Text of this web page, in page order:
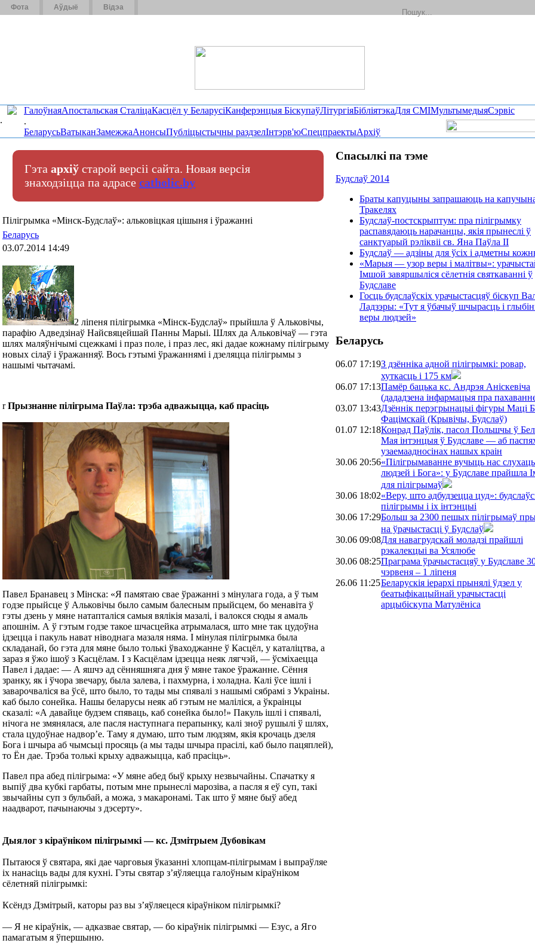
Фота Аўдыё Відэа
.
ГалоўнаяАпостальская СталіцаКасцёл у БеларусіКанферэнцыя БіскупаўЛітургіяБібліятэкаДля СМІМультымедыяСэрвіс
.
БеларусьВатыканЗамежжаАнонсыПубліцыстычны раздзелІнтэрв'юСпецпраектыАрхіў
Гэта архіў старой версіі сайта. Новая версія
знаходзіцца па адрасе catholic.by
Пілігрымка «Мінск-Будслаў»: альковіцкая цішыня і ўражанні
Беларусь
03.07.2014 14:49
2 ліпеня пілігрымка «Мінск-Будслаў» прыйшла ў Альковічы,
парафію Адведзінаў Найсвяцейшай Панны Марыі. Шлях да Альковічаў — гэта
шлях маляўнічымі сцежкамі і праз поле, і праз лес, які дадае кожнаму пілігрыму
новых сілаў і ўражанняў. Вось гэтымі ўражаннямі і дзеляцца пілігрымы з
нашымі чытачамі.
r Прызнанне пілігрыма Паўла: трэба адважыцца, каб прасіць
Павел Бранавец з Мінска: «Я памятаю свае ўражанні з мінулага года, а ў тым
годзе прыйсце ў Альковічы было самым балесным прыйсцем, бо менавіта ў
гэты дзень у мяне натапталіся самыя вялікія мазалі, і валокся сюды я амаль
апошнім. А ў гэтым годзе такое шчасцейка атрымалася, што мне так цудоўна
ідзецца і пакуль нават ніводнага мазаля няма. І мінулая пілігрымка была
складанай, бо гэта для мяне было толькі ўваходжанне ў Касцёл, у каталіцтва, а
зараз я ўжо ішоў з Касцёлам. І з Касцёлам ідзецца неяк лягчэй, — ўсміхаецца
Павел і дадае: — А яшчэ ад сённяшняга дня ў мяне такое ўражанне. Сёння
зранку, як і ўчора звечару, была залева, і пахмурна, і холадна. Калі ўсе ішлі і
заварочваліся ва ўсё, што было, то тады мы спявалі з нашымі сябрамі з Украіны.
каб было сонейка. Нашы беларусы неяк аб гэтым не маліліся, а ўкраінцы
сказалі: «А давайце будзем спяваць, каб сонейка было!» Пакуль ішлі і спявалі,
нічога не змянялася, але пасля наступнага перапынку, калі зноў рушылі ў шлях,
стала цудоўнае надвор’е. Таму я думаю, што тым людзям, якія крочаць дзеля
Бога і шчыра аб чымсьці просяць (а мы тады шчыра прасілі, каб было пацяплей),
то Ён дае. Трэба толькі крыху адважыцца, каб прасіць».
Павел пра абед пілігрыма: «У мяне абед быў крыху незвычайны. Спачатку я
выпіў два кубкі гарбаты, потым мне прынеслі марозіва, а пасля я еў суп, такі
звычайны суп з бульбай, а можа, з макаронамі. Так што ў мяне быў абед
наадварот, пачынаючы з дэсерту».
Дыялог з кіраўніком пілігрымкі — кс. Дзмітрыем Дубовікам
Пытаюся ў святара, які дае чарговыя ўказанні хлопцам-пілігрымам і выпраўляе
іх нанасіць вады для кухні. Гэты святар з’яўляецца галоўным кіраўніком
сёлетняй пілігрымкі:
Ксёндз Дзмітрый, каторы раз вы з’яўляецеся кіраўніком пілігрымкі?
— Я не кіраўнік, — адказвае святар, — бо кіраўнік пілігрымкі — Езус, а Яго
памагатым я ўпершыню.
Спасылкі па тэме
Будслаў 2014
Браты капуцыны запрашаюць на
Тракелях
Будслаў-постскрыптум: пра пілігрымку
распавядаюць нарачанцы, якія прынеслі ў
санктуарый рэліквіі св. Яна Паўла ІІ
Будслаў — адзіны для ўсіх і адметны
«Марыя — узор веры і малітвы»:
Імшой завяршыліся сёлетнія святкаванні ў
Будславе
Госць будслаўскіх урачыстасцяў біскуп
Ладзэры: «Тут я ўбачыў шчырасць і
веры людзей»
Беларусь
06.07 17:19З дзённіка адной пілігрымкі: ровар,
хуткасць і 175 км
06.07 17:13Памёр бацька кс. Андрэя Аніскевіча
(дададзена інфармацыя пра
03.07 13:43Дзённік перэгрынацыі фігуры Маці
Фацімскай (Крывічы, Будслаў)
01.07 12:18Конрад Паўлік, пасол Польшчы ў
Мая інтэнцыя ў Будславе — аб
узаемаадносінах нашых краін
30.06 20:56«Пілігрымаванне вучыць нас
людзей і Бога»: у Будславе прайшла
для пілігрымаў
30.06 18:02«Веру, што адбудзецца цуд»:
пілігрымы і іх інтэнцыі
30.06 17:29Больш за 2300 пешых пілігрымаў
на ўрачыстасці ў Будслаў
30.06 09:08Для навагрудскай моладзі прайшлі
рэкалекцыі ва Усялюбе
30.06 08:25Праграма ўрачыстасцяў у Будславе
чэрвеня – 1 ліпеня
26.06 11:25Беларускія іерархі прынялі ўдзел у
беатыфікацыйнай урачыстасці
арцыбіскупа Матулёніса